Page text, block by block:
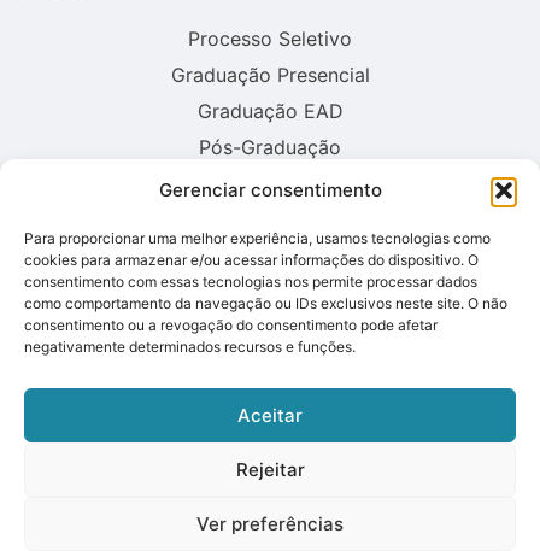
Gerenciar consentimento
Para proporcionar uma melhor experiência, usamos tecnologias como
cookies para armazenar e/ou acessar informações do dispositivo. O
consentimento com essas tecnologias nos permite processar dados
como comportamento da navegação ou IDs exclusivos neste site. O não
consentimento ou a revogação do consentimento pode afetar
negativamente determinados recursos e funções.
Aceitar
Rejeitar
Ver preferências
Processo Seletivo
Graduação Presencial
Graduação EAD
Pós-Graduação
Consulte aqui o cadastro da instituição no sistema E-MEC: